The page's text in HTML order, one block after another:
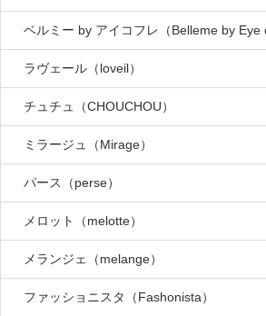
ベルミー by アイコフレ（Belleme by Eye
ラヴェール（loveil）
チュチュ（CHOUCHOU）
ミラージュ（Mirage）
パース（perse）
メロット（melotte）
メランジェ（melange）
ファッショニスタ（Fashonista）